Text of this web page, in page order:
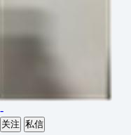
-
关注 私信